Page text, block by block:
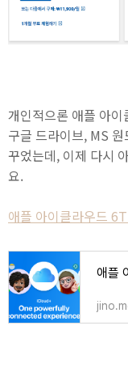
개인적으론 애플 아
구글 드라이브, MS
꾸었는데, 이제 다시
요.
애플 아이클라우드